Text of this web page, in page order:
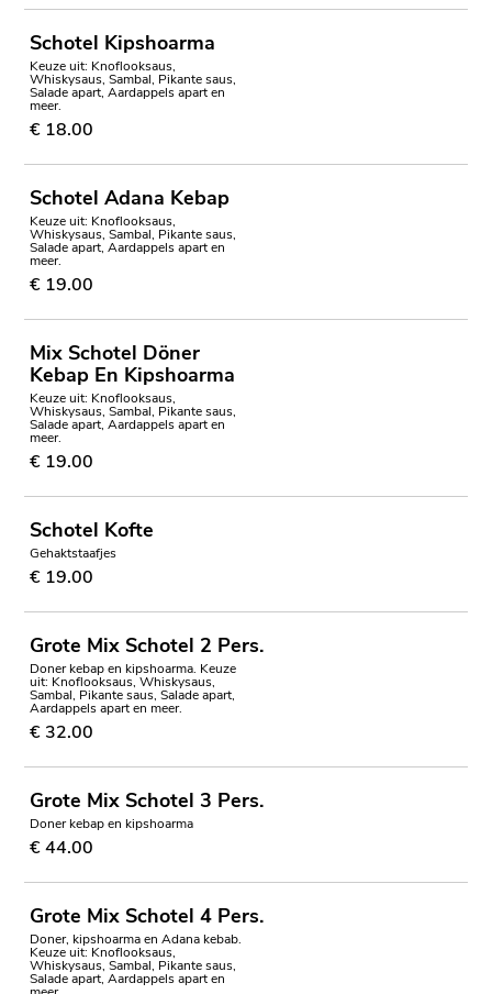
Schotel Kipshoarma
Keuze uit: Knoflooksaus,
Whiskysaus, Sambal, Pikante saus,
Salade apart, Aardappels apart en
meer.
€ 18.00
Schotel Adana Kebap
Keuze uit: Knoflooksaus,
Whiskysaus, Sambal, Pikante saus,
Salade apart, Aardappels apart en
meer.
€ 19.00
Mix Schotel Döner
Kebap En Kipshoarma
Keuze uit: Knoflooksaus,
Whiskysaus, Sambal, Pikante saus,
Salade apart, Aardappels apart en
meer.
€ 19.00
Schotel Kofte
Gehaktstaafjes
€ 19.00
Grote Mix Schotel 2 Pers.
Doner kebap en kipshoarma. Keuze
uit: Knoflooksaus, Whiskysaus,
Sambal, Pikante saus, Salade apart,
Aardappels apart en meer.
€ 32.00
Grote Mix Schotel 3 Pers.
Doner kebap en kipshoarma
€ 44.00
Grote Mix Schotel 4 Pers.
Doner, kipshoarma en Adana kebab.
Keuze uit: Knoflooksaus,
Whiskysaus, Sambal, Pikante saus,
Salade apart, Aardappels apart en